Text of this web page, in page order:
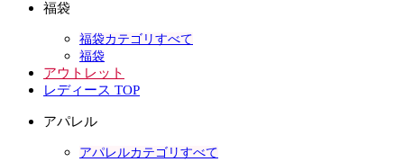
福袋
福袋カテゴリすべて
福袋
アウトレット
レディース TOP
アパレル
アパレルカテゴリすべて